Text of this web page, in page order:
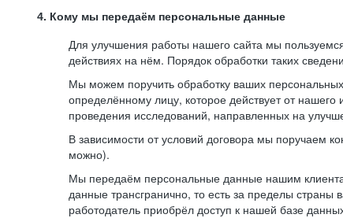
4. Кому мы передаём персональные данные
Для улучшения работы нашего сайта мы
действиях на нём. Порядок обработки таких
Мы можем поручить обработку ваших
определённому лицу, которое действует от
проведения исследований, направленных на
В зависимости от условий договора мы поручаем
можно).
Мы передаём персональные данные нашим
данные трансгранично, то есть за пределы
работодатель приобрёл доступ к нашей базе